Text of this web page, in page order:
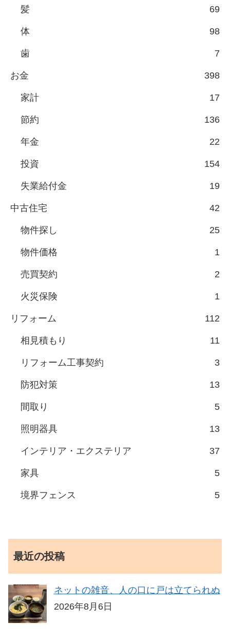
髪 69
体 98
歯 7
お金 398
家計 17
節約 136
年金 22
投資 154
失業給付金 19
中古住宅 42
物件探し 25
物件価格 1
売買契約 2
火災保険 1
リフォーム 112
相見積もり 11
リフォーム工事契約 3
防犯対策 13
間取り 5
照明器具 13
インテリア・エクステリア 37
家具 5
境界フェンス 5
最近の投稿
ネットの雑音、人の口に戸は立てられぬ
2026年8月6日